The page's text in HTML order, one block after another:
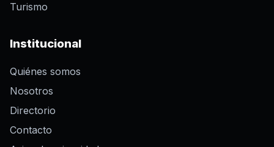
Turismo
Institucional
Quiénes somos
Nosotros
Directorio
Contacto